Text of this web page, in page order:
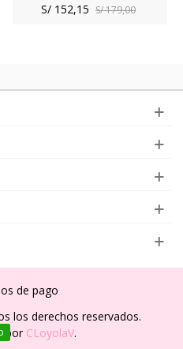
S/ 152,15 S/ 179,00
los derechos reservados.
por CLoyolaV.